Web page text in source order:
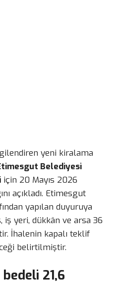
yeni kiralama
Belediyesi
için 20 Mayıs 2026
açıkladı. Etimesgut
yapılan duyuruya
yeri, dükkân ve arsa 36
İhalenin kapalı teklif
belirtilmiştir.
21,6